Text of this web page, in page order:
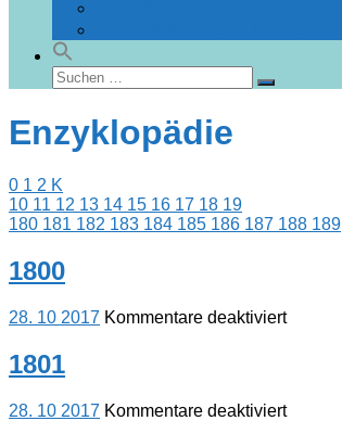
Suchen
nach:
Suchen
Enzyklopädie
0 1 2 K
10 11 12 13 14 15 16 17 18 19
180 181 182 183 184 185 186 187 188 189
1800
28. 10 2017 Kommentare deaktiviertfür
1801
28. 10 2017 Kommentare deaktiviertfür